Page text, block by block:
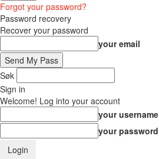
Forgot your password?
Password recovery
Recover your password
your email
Søk
Sign in
Welcome! Log into your account
your username
your password